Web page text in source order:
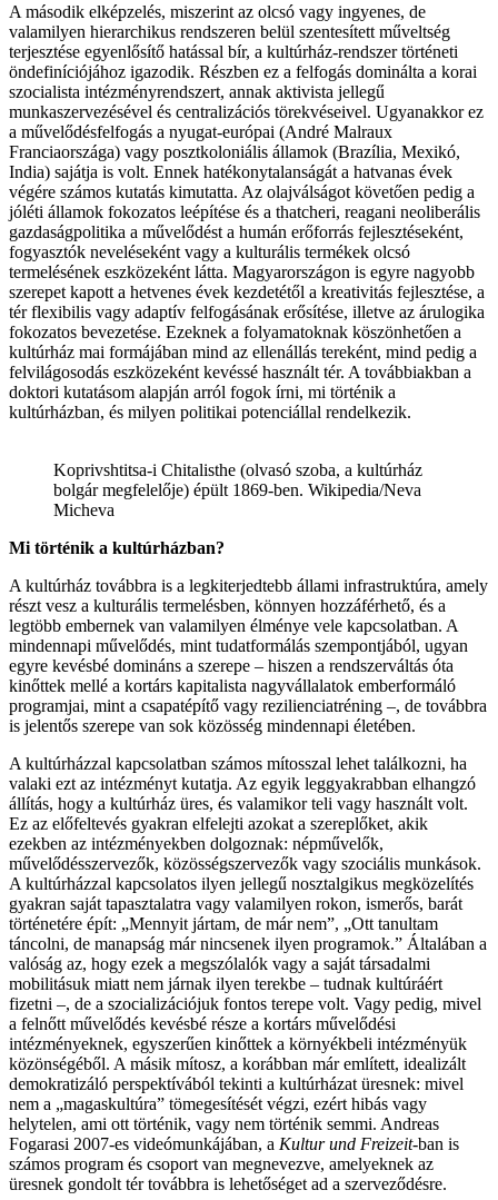
A második elképzelés, miszerint az olcsó vagy ingyenes, de
valamilyen hierarchikus rendszeren belül szentesített műveltség
terjesztése egyenlősítő hatással bír, a kultúrház-rendszer történeti
öndefiníciójához igazodik. Részben ez a felfogás dominálta a korai
szocialista intézményrendszert, annak aktivista jellegű
munkaszervezésével és centralizációs törekvéseivel. Ugyanakkor ez
a művelődésfelfogás a nyugat-európai (André Malraux
Franciaországa) vagy posztkoloniális államok (Brazília, Mexikó,
India) sajátja is volt. Ennek hatékonytalanságát a hatvanas évek
végére számos kutatás kimutatta. Az olajválságot követően pedig a
jóléti államok fokozatos leépítése és a thatcheri, reagani neoliberális
gazdaságpolitika a művelődést a humán erőforrás fejlesztéseként,
fogyasztók neveléseként vagy a kulturális termékek olcsó
termelésének eszközeként látta. Magyarországon is egyre nagyobb
szerepet kapott a hetvenes évek kezdetétől a kreativitás fejlesztése, a
tér flexibilis vagy adaptív felfogásának erősítése, illetve az árulogika
fokozatos bevezetése. Ezeknek a folyamatoknak köszönhetően a
kultúrház mai formájában mind az ellenállás tereként, mind pedig a
felvilágosodás eszközeként kevéssé használt tér. A továbbiakban a
doktori kutatásom alapján arról fogok írni, mi történik a
kultúrházban, és milyen politikai potenciállal rendelkezik.
Koprivshtitsa-i Chitalisthe (olvasó szoba, a kultúrház
bolgár megfelelője) épült 1869-ben. Wikipedia/Neva
Micheva
Mi történik a kultúrházban?
A kultúrház továbbra is a legkiterjedtebb állami infrastruktúra, amely
részt vesz a kulturális termelésben, könnyen hozzáférhető, és a
legtöbb embernek van valamilyen élménye vele kapcsolatban. A
mindennapi művelődés, mint tudatformálás szempontjából, ugyan
egyre kevésbé domináns a szerepe – hiszen a rendszerváltás óta
kinőttek mellé a kortárs kapitalista nagyvállalatok emberformáló
programjai, mint a csapatépítő vagy rezilienciatréning –, de továbbra
is jelentős szerepe van sok közösség mindennapi életében.
A kultúrházzal kapcsolatban számos mítosszal lehet találkozni, ha
valaki ezt az intézményt kutatja. Az egyik leggyakrabban elhangzó
állítás, hogy a kultúrház üres, és valamikor teli vagy használt volt.
Ez az előfeltevés gyakran elfelejti azokat a szereplőket, akik
ezekben az intézményekben dolgoznak: népművelők,
művelődésszervezők, közösségszervezők vagy szociális munkások.
A kultúrházzal kapcsolatos ilyen jellegű nosztalgikus megközelítés
gyakran saját tapasztalatra vagy valamilyen rokon, ismerős, barát
történetére épít: „Mennyit jártam, de már nem”, „Ott tanultam
táncolni, de manapság már nincsenek ilyen programok.” Általában a
valóság az, hogy ezek a megszólalók vagy a saját társadalmi
mobilitásuk miatt nem járnak ilyen terekbe – tudnak kultúráért
fizetni –, de a szocializációjuk fontos terepe volt. Vagy pedig, mivel
a felnőtt művelődés kevésbé része a kortárs művelődési
intézményeknek, egyszerűen kinőttek a környékbeli intézményük
közönségéből. A másik mítosz, a korábban már említett, idealizált
demokratizáló perspektívából tekinti a kultúrházat üresnek: mivel
nem a „magaskultúra” tömegesítését végzi, ezért hibás vagy
helytelen, ami ott történik, vagy nem történik semmi. Andreas
Fogarasi 2007-es videómunkájában, a Kultur und Freizeit-ban is
számos program és csoport van megnevezve, amelyeknek az
üresnek gondolt tér továbbra is lehetőséget ad a szerveződésre.